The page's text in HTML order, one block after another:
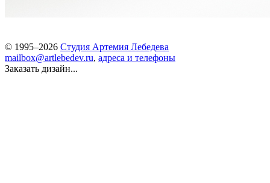
© 1995–2026 Студия Артемия Лебедева
mailbox@artlebedev.ru, адреса и телефоны
Заказать дизайн...